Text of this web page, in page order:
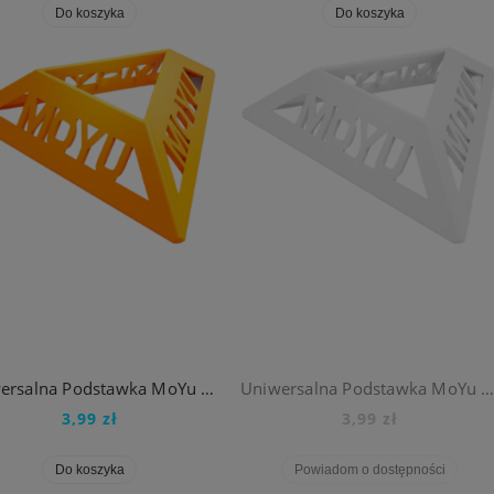
KOSTKA RUBIKA 3x3x3 Pyramid Snow Mountain Pyraminx QiYi Cube 3x3
24,99 zł
Do koszyka
49,99 zł
Do koszyka Do koszyka
Uniwersalna Podstawka MoYu do Kostka Rubika
3,99 zł
Do koszyka
Uniwersalna Podstawka MoYu do Kostka Rubika
3,99 zł
Powiadom o dostępności